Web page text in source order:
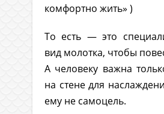
комфортно жить» )
То есть — это
вид молотка, чтобы
А человеку важна
на стене для
ему не самоцель.